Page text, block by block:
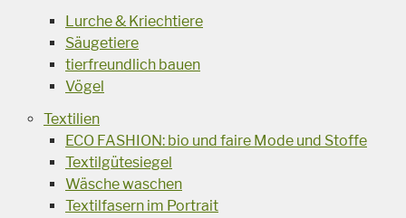
Lurche & Kriechtiere
Säugetiere
tierfreundlich bauen
Vögel
Textilien
ECO FASHION: bio und faire Mode und Stoffe
Textilgütesiegel
Wäsche waschen
Textilfasern im Portrait